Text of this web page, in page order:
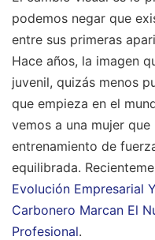
podemos negar que
entre sus primeras
Hace años, la imagen
juvenil, quizás menos
que empieza en el
vemos a una mujer
entrenamiento de
equilibrada.
Evolución Empresarial
Carbonero Marcan El
Profesional.